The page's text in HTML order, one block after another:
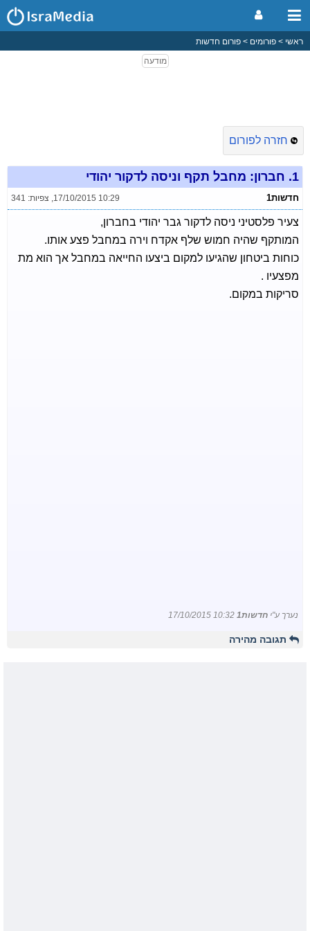
ראשי פורומים פורום חדשות
חזרה לפורום
1. חברון: מחבל תקף וניסה לדקור יהודי
חדשות1 17/10/2015 10:29
, צפיות: 341
צעיר פלסטיני ניסה לדקור גבר יהודי בחברון,
המותקף שהיה חמוש שלף אקדח וירה במחבל פצע אותו.
כוחות ביטחון שהגיעו למקום ביצעו החייאה במחבל אך הוא מת
מפצעיו .
סריקות במקום.
נערך ע"י חדשות1 17/10/2015 10:32
תגובה מהירה